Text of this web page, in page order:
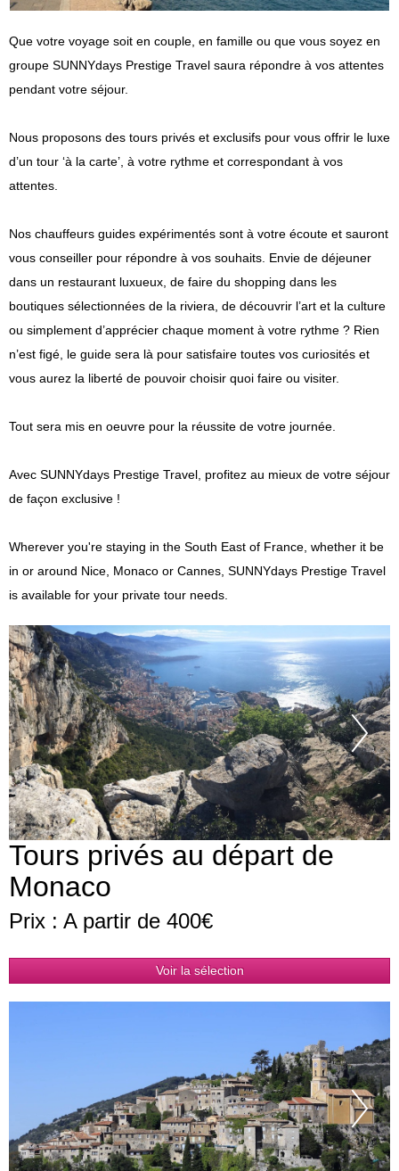
Que votre voyage soit en couple, en famille ou que vous soyez en
groupe SUNNYdays Prestige Travel saura répondre à vos attentes
pendant votre séjour.
Nous proposons des tours privés et exclusifs pour vous offrir le luxe
d’un tour ‘à la carte’, à votre rythme et correspondant à vos
attentes.
Nos chauffeurs guides expérimentés sont à votre écoute et sauront
vous conseiller pour répondre à vos souhaits. Envie de déjeuner
dans un restaurant luxueux, de faire du shopping dans les
boutiques sélectionnées de la riviera, de découvrir l’art et la culture
ou simplement d’apprécier chaque moment à votre rythme ? Rien
n’est figé, le guide sera là pour satisfaire toutes vos curiosités et
vous aurez la liberté de pouvoir choisir quoi faire ou visiter.
Tout sera mis en oeuvre pour la réussite de votre journée.
Avec SUNNYdays Prestige Travel, profitez au mieux de votre séjour
de façon exclusive !
Wherever you're staying in the South East of France, whether it be
in or around Nice, Monaco or Cannes, SUNNYdays Prestige Travel
is available for your private tour needs.
Tours privés au départ de
Monaco
Prix : A partir de 400€
Voir la sélection